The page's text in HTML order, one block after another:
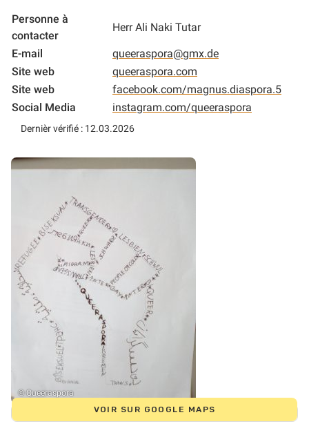
Personne à
contacter
Herr Ali Naki Tutar
E-mail
queeraspora@gmx.de
Site web
queeraspora.com
Site web
facebook.com/magnus.diaspora.5
Social Media
instagram.com/queeraspora
Dernièr vérifié : 12.03.2026
© Queeraspora
VOIR SUR GOOGLE MAPS